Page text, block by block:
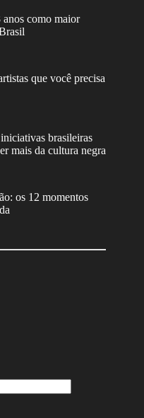
como maior
que você precisa
brasileiras
mais da cultura negra
os 12 momentos